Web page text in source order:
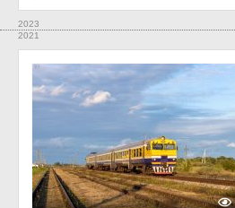
2023
2021